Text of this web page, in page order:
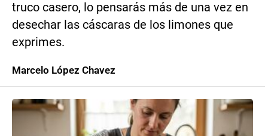
truco casero, lo pensarás más de una vez en
desechar las cáscaras de los limones que
exprimes.
Marcelo López Chavez